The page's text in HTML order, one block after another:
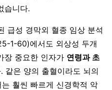
습니다.
급성 경막외 혈종 임상 분석
1-60)에서도 외상성 두개
장 중요한 인자가 연령과 초
같은 양의 출혈이라도 뇌의
훨씬 빠르게 신경학적 악